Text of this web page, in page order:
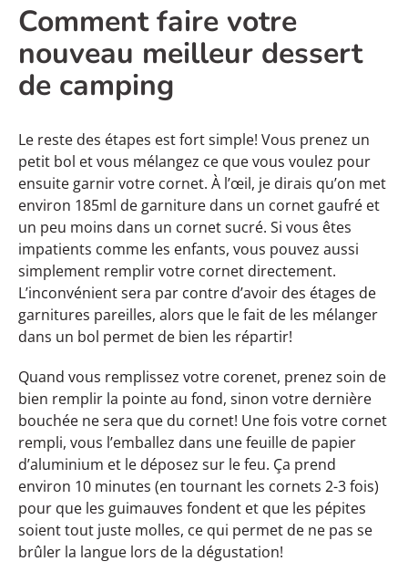
Comment faire votre
nouveau meilleur dessert
de camping
Le reste des étapes est fort simple! Vous prenez un
petit bol et vous mélangez ce que vous voulez pour
ensuite garnir votre cornet. À l’œil, je dirais qu’on met
environ 185ml de garniture dans un cornet gaufré et
un peu moins dans un cornet sucré. Si vous êtes
impatients comme les enfants, vous pouvez aussi
simplement remplir votre cornet directement.
L’inconvénient sera par contre d’avoir des étages de
garnitures pareilles, alors que le fait de les mélanger
dans un bol permet de bien les répartir!
Quand vous remplissez votre corenet, prenez soin de
bien remplir la pointe au fond, sinon votre dernière
bouchée ne sera que du cornet! Une fois votre cornet
rempli, vous l’emballez dans une feuille de papier
d’aluminium et le déposez sur le feu. Ça prend
environ 10 minutes (en tournant les cornets 2-3 fois)
pour que les guimauves fondent et que les pépites
soient tout juste molles, ce qui permet de ne pas se
brûler la langue lors de la dégustation!